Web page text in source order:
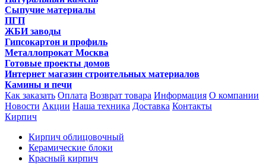
Сыпучие материалы
ПГП
ЖБИ заводы
Гипсокартон и профиль
Металлопрокат Москва
Готовые проекты домов
Интернет магазин строительных материалов
Камины и печи
Как заказать Оплата Возврат товара Информация О компании
Новости Акции Наша техника Доставка Контакты
Кирпич
Кирпич облицовочный
Керамические блоки
Красный кирпич